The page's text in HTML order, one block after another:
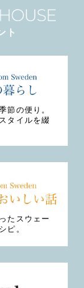
ト
節の便り。
タイルを綴
たスウェー
ピ。